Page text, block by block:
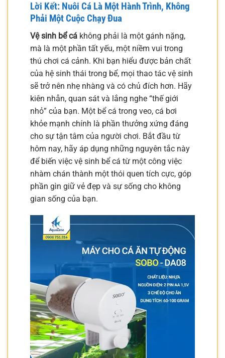
Lời Kết: Nuôi Cá Là Một Hành Trình, Không
Phải Một Cuộc Chạy Đua
Vệ sinh bể cá không phải là một gánh nặng,
mà là một phần tất yếu, một niềm vui trong
thú chơi cá cảnh. Khi bạn hiểu được bản chất
của hệ sinh thái trong bể, mọi thao tác vệ sinh
sẽ trở nên nhẹ nhàng và có chủ đích hơn. Hãy
kiên nhẫn, quan sát và lắng nghe “thế giới
nhỏ” của bạn. Một bể cá trong veo, cá bơi
khỏe mạnh chính là phần thưởng xứng đáng
cho sự tận tâm của người chơi. Bắt đầu từ
hôm nay, hãy áp dụng những nguyên tắc này
để biến việc vệ sinh bể cá từ một công việc
nhàm chán thành một thói quen tích cực, góp
phần gìn giữ vẻ đẹp và sự sống cho không
gian sống của bạn.